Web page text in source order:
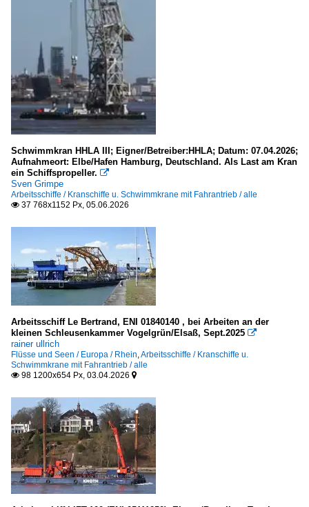
Museen, Ausstellungen
Deutschland
Museumshafen Oevelgönne (Hamburg)
Seehäfen
China
Shanghai
Deutschland
Bremerhaven
Kiel
Lübeck und Travemünde
Niederlande
Rotterdam
Russland
St. Petersburg
Schweden
Göteborg
Vereinigtes Königreich etc.
Gibraltar
Schwimmkran HHLA III; Eigner/Betreiber:HHLA; Datum: 07.04.2026;
Aufnahmeort: Elbe/Hafen Hamburg, Deutschland. Als Last am Kran
ein Schiffspropeller. 
Sven Grimpe
Arbeitsschiffe / Kranschiffe u. Schwimmkrane mit Fahrantrieb / alle
 37 768x1152 Px, 05.06.2026
Arbeitsschiff Le Bertrand, ENI 01840140 , bei Arbeiten an der
kleinen Schleusenkammer Vogelgrün/Elsaß, Sept.2025 
rainer ullrich
Flüsse und Seen / Europa / Rhein,Arbeitsschiffe / Kranschiffe u.
Schwimmkrane mit Fahrantrieb / alle
 98 1200x654 Px, 03.04.2026 